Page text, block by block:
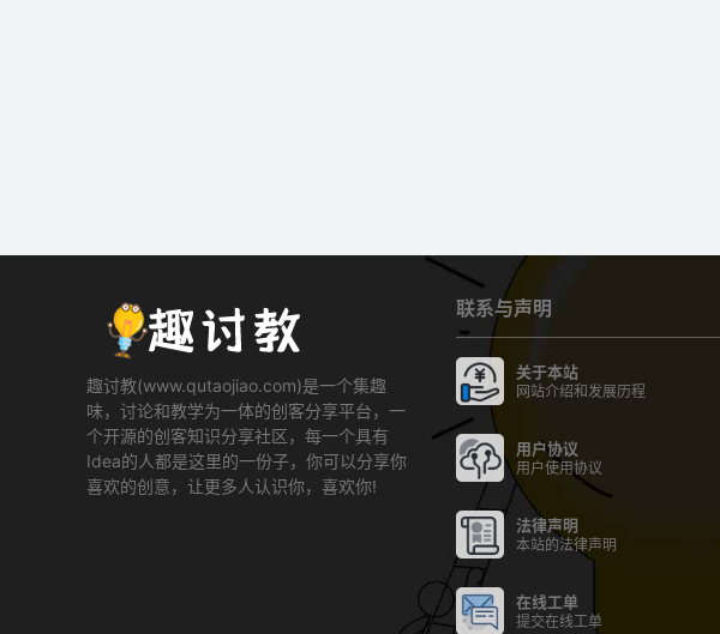
趣讨教(www.qutaojiao.com)是一个集趣
味，讨论和教学为一体的创客分享平台，一
个开源的创客知识分享社区，每一个具有
Idea的人都是这里的一份子，你可以分享你
喜欢的创意，让更多人认识你，喜欢你!
联系与声明
关于本站
网站介绍和发展历程
用户协议
用户使用协议
法律声明
本站的法律声明
在线工单
提交在线工单